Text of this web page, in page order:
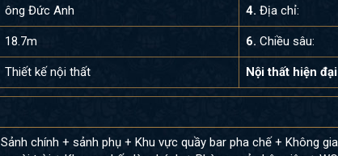
ông Đức Anh 4. Địa chỉ:
18.7m 6. Chiều sâu:
Thiết kế nội thất Nội thất hiện đại
Sảnh chính + sảnh phụ + Khu vực quầy bar pha chế + Không